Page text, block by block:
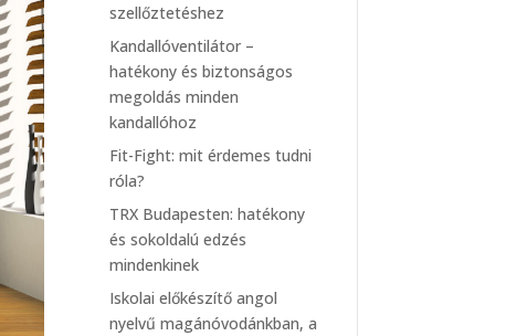
szellőztetéshez
Kandallóventilátor –
hatékony és biztonságos
megoldás minden
kandallóhoz
Fit-Fight: mit érdemes tudni
róla?
TRX Budapesten: hatékony
és sokoldalú edzés
mindenkinek
Iskolai előkészítő angol
nyelvű magánóvodánkban, a